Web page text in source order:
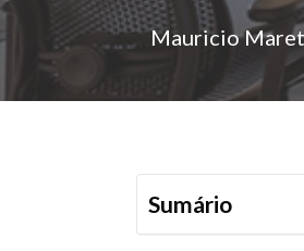
Mauricio
Sumário